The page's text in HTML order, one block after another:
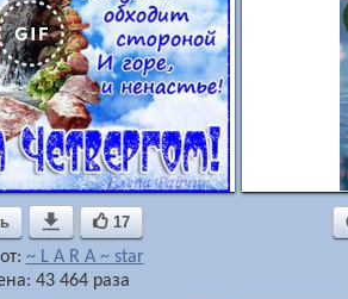
 17
~ L A R A ~ star
43 464 раза